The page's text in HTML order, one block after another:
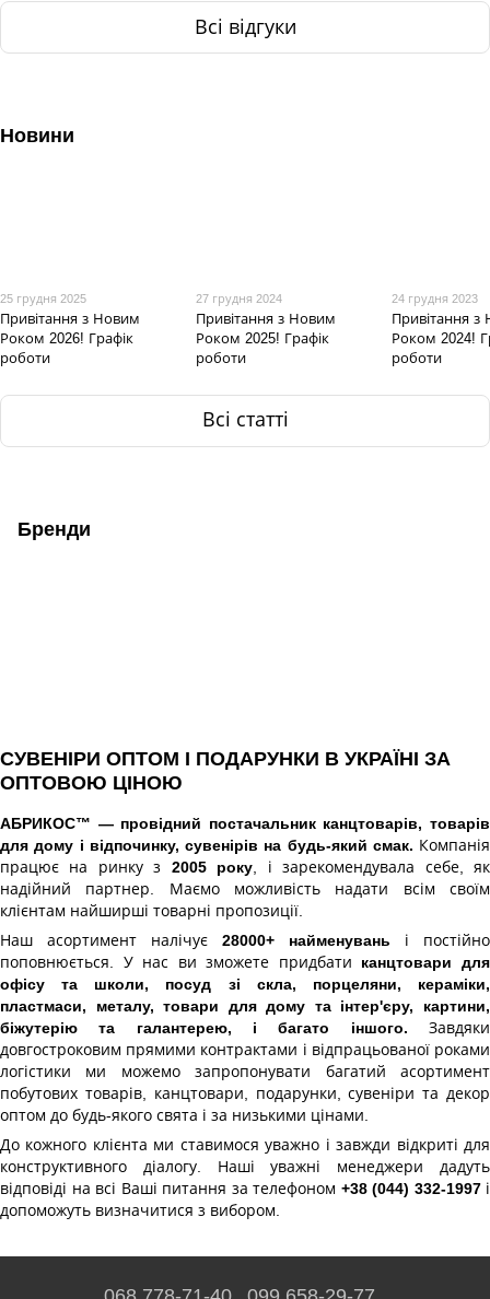
Всі відгуки
Новини
25 грудня 2025
Привітання з Новим
Роком 2026! Графік
роботи
27 грудня 2024
Привітання з Новим
Роком 2025! Графік
роботи
24 грудня 2023
Привітання
Роком 2024!
роботи
Всі статті
Бренди
СУВЕНІРИ ОПТОМ І ПОДАРУНКИ В УКРАЇНІ ЗА
ОПТОВОЮ ЦІНОЮ
АБРИКОС™ — провідний постачальник канцтоварів, товарів
для дому і відпочинку, сувенірів на будь-який смак. Компанія
працює на ринку з 2005 року, і зарекомендувала себе, як
надійний партнер. Маємо можливість надати всім своїм
клієнтам найширші товарні пропозиції.
Наш асортимент налічує 28000+ найменувань і постійно
поповнюється. У нас ви зможете придбати канцтовари для
офісу та школи, посуд зі скла, порцеляни, кераміки,
пластмаси, металу, товари для дому та інтер'єру, картини,
біжутерію та галантерею, і багато іншого. Завдяки
довгостроковим прямими контрактами і відпрацьованої роками
логістики ми можемо запропонувати багатий асортимент
побутових товарів, канцтовари, подарунки, сувеніри та декор
оптом до будь-якого свята і за низькими цінами.
До кожного клієнта ми ставимося уважно і завжди відкриті для
конструктивного діалогу. Наші уважні менеджери дадуть
відповіді на всі Ваші питання за телефоном +38 (044) 332-1997і
допоможуть визначитися з вибором.